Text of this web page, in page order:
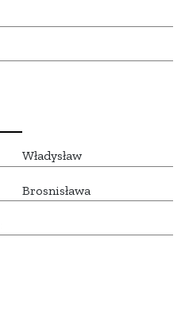
Władysław
Brosnisława